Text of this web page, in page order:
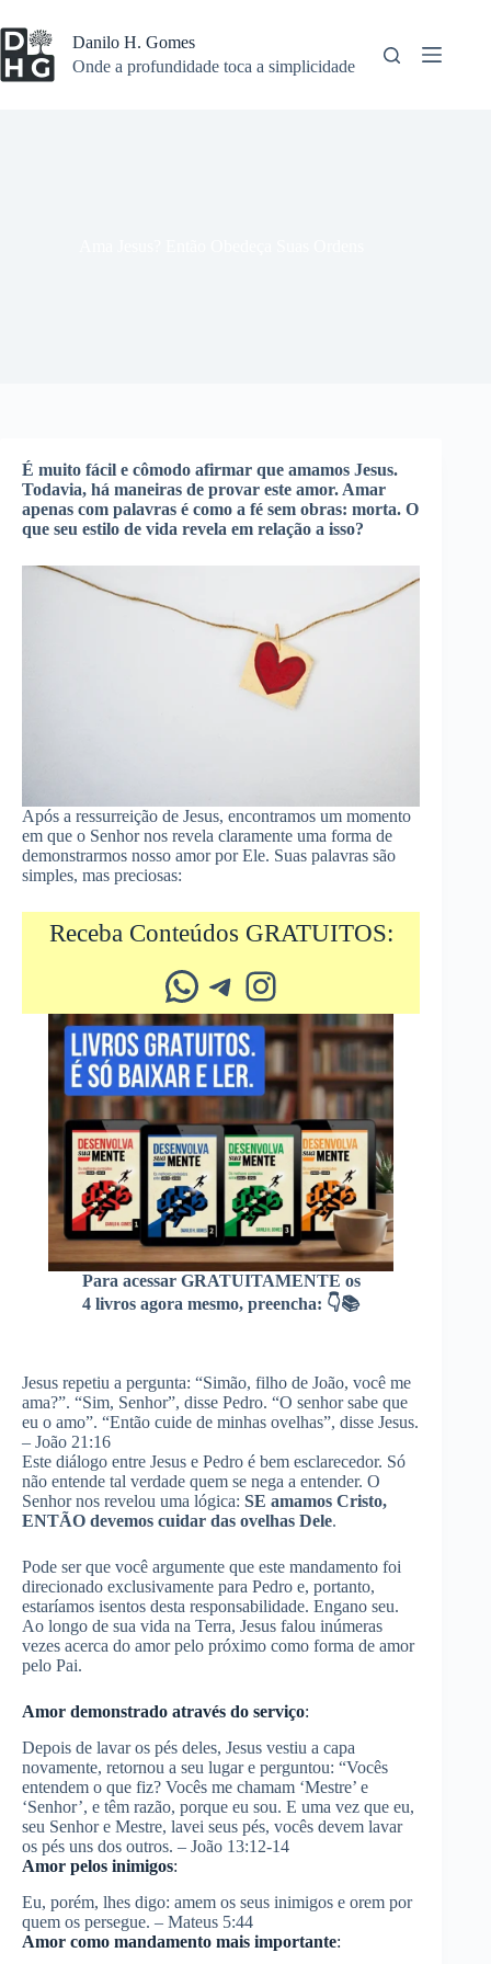
para
o
conteúdo
Danilo H. Gomes
Onde a profundidade toca a simplicidade
É muito fácil e cômodo afirmar que amamos Jesus.
Todavia, há maneiras de provar este amor. Amar
apenas com palavras é como a fé sem obras: morta. O
que seu estilo de vida revela em relação a isso?
Após a ressurreição de Jesus, encontramos um momento
em que o Senhor nos revela claramente uma forma de
demonstrarmos nosso amor por Ele. Suas palavras são
simples, mas preciosas:
Receba Conteúdos GRATUITOS:
Whatsapp Telegram Instagram
Para acessar GRATUITAMENTE os
4 livros agora mesmo, preencha: 👇📚
Jesus repetiu a pergunta: “Simão, filho de João, você me
ama?”. “Sim, Senhor”, disse Pedro. “O senhor sabe que
eu o amo”. “Então cuide de minhas ovelhas”, disse Jesus.
– João 21:16
Este diálogo entre Jesus e Pedro é bem esclarecedor. Só
não entende tal verdade quem se nega a entender. O
Senhor nos revelou uma lógica: SE amamos Cristo,
ENTÃO devemos cuidar das ovelhas Dele.
Pode ser que você argumente que este mandamento foi
direcionado exclusivamente para Pedro e, portanto,
estaríamos isentos desta responsabilidade. Engano seu.
Ao longo de sua vida na Terra, Jesus falou inúmeras
vezes acerca do amor pelo próximo como forma de amor
pelo Pai.
Amor demonstrado através do serviço:
Depois de lavar os pés deles, Jesus vestiu a capa
novamente, retornou a seu lugar e perguntou: “Vocês
entendem o que fiz? Vocês me chamam ‘Mestre’ e
‘Senhor’, e têm razão, porque eu sou. E uma vez que eu,
seu Senhor e Mestre, lavei seus pés, vocês devem lavar
os pés uns dos outros. – João 13:12-14
Amor pelos inimigos:
Eu, porém, lhes digo: amem os seus inimigos e orem por
quem os persegue. – Mateus 5:44
Amor como mandamento mais importante: